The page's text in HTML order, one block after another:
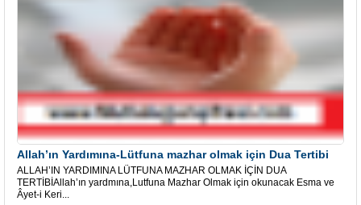
Allah’ın Yardımına-Lütfuna mazhar olmak için Dua Tertibi
ALLAH’IN YARDIMINA LÜTFUNA MAZHAR OLMAK İÇİN DUA
TERTİBİAllah’ın yardmına,Lutfuna Mazhar Olmak için okunacak Esma ve
Âyet-i Keri...